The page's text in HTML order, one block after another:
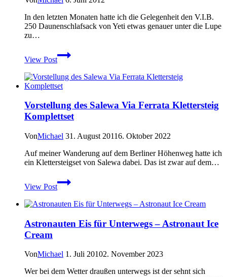
In den letzten Monaten hatte ich die Gelegenheit den V.I.B.
250 Daunenschlafsack von Yeti etwas genauer unter die Lupe
zu…
View Post
Yeti
V.I.B.
Daunenschlafsack
im
Vorstellung des Salewa Via Ferrata Klettersteig
Komplettset
VonMichael 31. August 20116. Oktober 2022
Auf meiner Wanderung auf dem Berliner Höhenweg hatte ich
ein Klettersteigset von Salewa dabei. Das ist zwar auf dem…
View Post
Vorstellung
des
Via
Klettersteig
Astronauten Eis für Unterwegs – Astronaut Ice
Cream
VonMichael 1. Juli 20102. November 2023
Wer bei dem Wetter draußen unterwegs ist der sehnt sich